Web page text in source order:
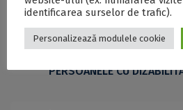
PERSOANELE CU
identificarea surselor de trafic).
Personalizează modulele cookie